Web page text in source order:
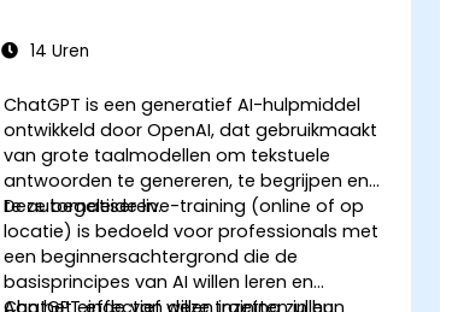
14 Uren
ChatGPT is een generatief AI-hulpmiddel
ontwikkeld door OpenAI, dat gebruikmaakt
van grote taalmodellen om tekstuele
antwoorden te genereren, te begrijpen en
te automatiseren.
Deze begeleide live-training (online of op
locatie) is bedoeld voor professionals met
een beginnersachtergrond die de
basisprincipes van AI willen leren en
ChatGPT effectief willen inzetten in hun
Aan het einde van deze training zullen